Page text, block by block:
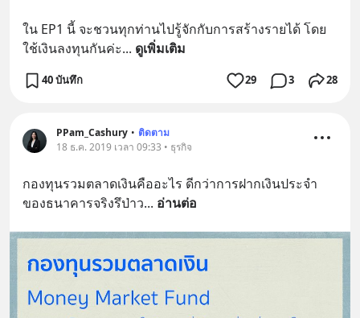
ใน EP1 นี้ จะชวนทุกท่านไปรู้จักกับการสร้างรายได้ โดย
ใช้เงินลงทุนกันค่ะ... ดูเพิ่มเติม
40 บันทึก 29 3 28
PPam_Cashury • ติดตาม
18 ธ.ค. 2019 เวลา 09:33 • ธุรกิจ
กองทุนรวมตลาดเงินคืออะไร ดีกว่าการฝากเงินประจำ
ของธนาคารจริงรึป่าว... อ่านต่อ